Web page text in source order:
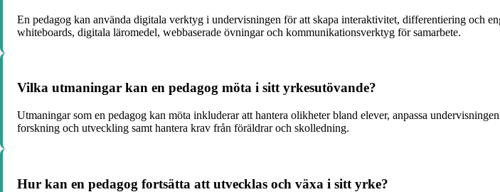
En pedagog kan använda digitala verktyg i undervisningen för att skapa interaktivitet, differentiering och
whiteboards, digitala läromedel, webbaserade övningar och kommunikationsverktyg för samarbete.
Vilka utmaningar kan en pedagog möta i sitt yrkesutövande?
Utmaningar som en pedagog kan möta inkluderar att hantera olikheter bland elever, anpassa
forskning och utveckling samt hantera krav från föräldrar och skolledning.
Hur kan en pedagog fortsätta att utvecklas och växa i sitt yrke?